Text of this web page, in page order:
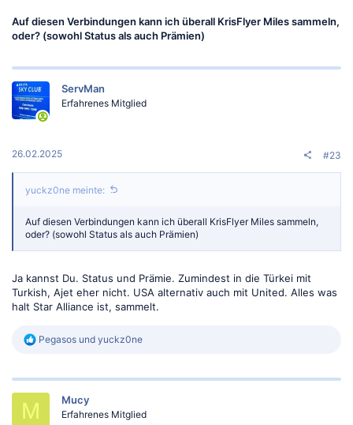
Auf diesen Verbindungen kann ich überall KrisFlyer Miles sammeln,
oder? (sowohl Status als auch Prämien)
ServMan
Erfahrenes Mitglied
26.02.2025 #23
yuckz0ne meinte:
Auf diesen Verbindungen kann ich überall KrisFlyer Miles sammeln,
oder? (sowohl Status als auch Prämien)
Ja kannst Du. Status und Prämie. Zumindest in die Türkei mit
Turkish, Ajet eher nicht. USA alternativ auch mit United. Alles was
halt Star Alliance ist, sammelt.
R
k
i
Pegasos und yuckz0ne
M Mucy
Erfahrenes Mitglied